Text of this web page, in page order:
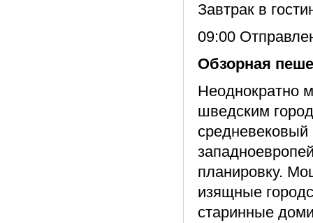
Завтрак в
09:00
Обзорная
Неоднократно
шведским
планировку.
изящные
старинные